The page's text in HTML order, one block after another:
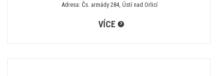
Adresa: Čs. armády 284, Ústí nad Orlicí
VÍCE